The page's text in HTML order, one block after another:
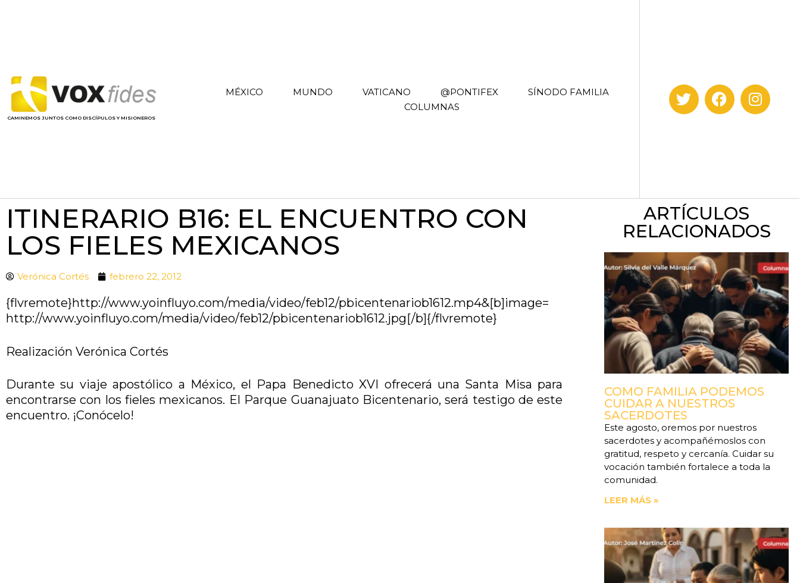
CAMINEMOS JUNTOS COMO DISCÍPULOS Y MISIONEROS
MÉXICO MUNDO VATICANO @PONTIFEX
SÍNODO FAMILIA
COLUMNAS
ITINERARIO B16: EL ENCUENTRO CON
LOS FIELES MEXICANOS
Verónica Cortés febrero 22, 2012
{flvremote}http://www.yoinfluyo.com/media/video/feb12/pbicentenariob1612.mp4&[b]image=
http://www.yoinfluyo.com/media/video/feb12/pbicentenariob1612.jpg[/b]{/flvremote}
Realización Verónica Cortés
Durante su viaje apostólico a México, el Papa Benedicto XVI ofrecerá una Santa Misa para
encontrarse con los fieles mexicanos. El Parque Guanajuato Bicentenario, será testigo de este
encuentro. ¡Conócelo!
ARTÍCULOS
RELACIONADOS
COMO FAMILIA PODEMOS
CUIDAR A NUESTROS
SACERDOTES
Este agosto, oremos por nuestros
sacerdotes y acompañémoslos con
gratitud, respeto y cercanía. Cuidar su
vocación también fortalece a toda la
comunidad.
LEER MÁS »